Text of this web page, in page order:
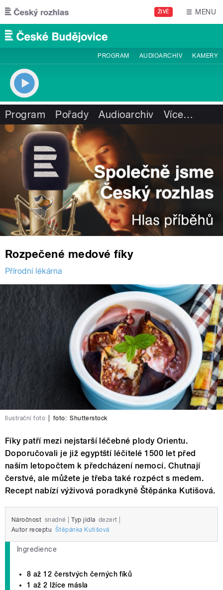
Přejít k hlavnímu obsahu
ŽIVĚ MENU
PROGRAM AUDIOARCHIV KAMERY
Program Pořady Audioarchiv Více…
Rozpečené medové fíky
Přírodní lékárna
Ilustrační foto foto: Shutterstock
Fíky patří mezi nejstarší léčebné plody Orientu.
Doporučovali je již egyptští léčitelé 1500 let před
naším letopočtem k předcházení nemocí. Chutnají
čerstvé, ale můžete je třeba také rozpéct s medem.
Recept nabízí výživová poradkyně Štěpánka Kutišová.
Náročnost snadné Typ jídla dezert
Autor receptu Štěpánka Kutišová
Ingredience
8 až 12 čerstvých černých fíků
1 až 2 lžíce másla